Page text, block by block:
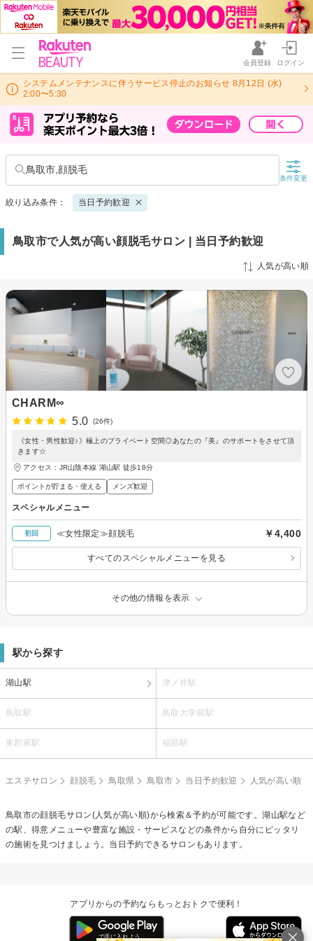
会員登録 ログイン
システムメンテナンスに伴うサービス停止のお知らせ 8月12日 (水)
2:00〜5:30
鳥取市,顔脱毛
条件変更
絞り込み条件： 当日予約歓迎
鳥取市で人気が高い顔脱毛サロン | 当日予約歓迎
人気が高い順
CHARM∞
5.0
(26件)
《女性・男性歓迎♪》極上のプライベート空間◎あなたの『美』のサポートをさせて頂
きます☆
アクセス：JR山陰本線 湖山駅 徒歩18分
ポイントが貯まる・使える メンズ歓迎
スペシャルメニュー
初回 ≪女性限定≫顔脱毛 ￥4,400
すべてのスペシャルメニューを見る
その他の情報を表示
駅から探す
湖山駅 津ノ井駅
鳥取駅 鳥取大学前駅
東郡家駅 福部駅
エステサロン 顔脱毛 鳥取県 鳥取市 当日予約歓迎 人気が高い順
鳥取市の顔脱毛サロン(人気が高い順)から検索＆予約が可能です。湖山駅など
の駅、得意メニューや豊富な施設・サービスなどの条件から自分にピッタリ
の施術を見つけましょう。当日予約できるサロンもあります。
アプリからの予約ならもっとおトクで便利！